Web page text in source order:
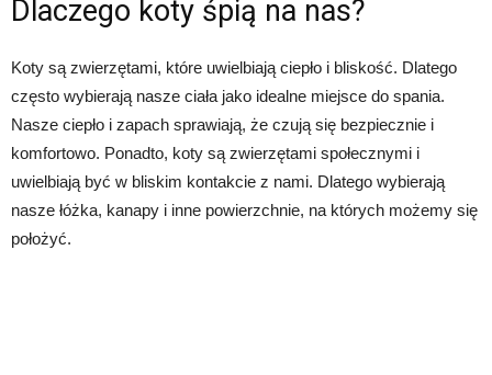
Dlaczego koty śpią na nas?
Koty są zwierzętami, które uwielbiają ciepło i bliskość. Dlatego
często wybierają nasze ciała jako idealne miejsce do spania.
Nasze ciepło i zapach sprawiają, że czują się bezpiecznie i
komfortowo. Ponadto, koty są zwierzętami społecznymi i
uwielbiają być w bliskim kontakcie z nami. Dlatego wybierają
nasze łóżka, kanapy i inne powierzchnie, na których możemy się
położyć.